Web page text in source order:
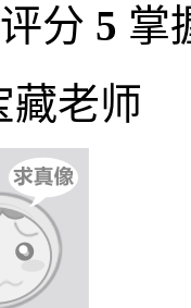
分 5 掌
藏老师